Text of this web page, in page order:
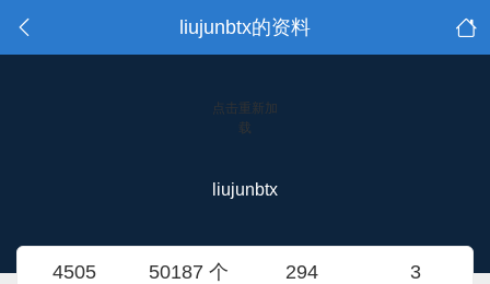
liujunbtx的资料
点击重新加
载
liujunbtx
4505 50187 个 294 3